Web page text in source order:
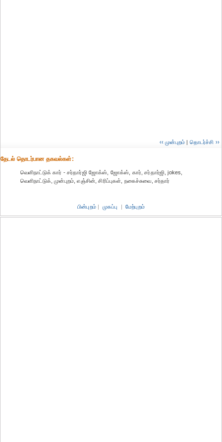
‹‹ முன்புறம் | தொடர்ச்சி ››
தேட‌ல் தொட‌ர்பான தகவ‌ல்க‌ள்:
வெளிநாட்டுக் கார் - சர்தார்ஜி ஜோக்ஸ், ஜோக்ஸ், கார், சர்தார்ஜி, jokes,
வெளிநாட்டுக், முன்புறம், எஞ்சின், சிரிப்புகள், நகைச்சுவை, சர்தார்
பின்புறம் | முகப்பு | மேற்புறம்